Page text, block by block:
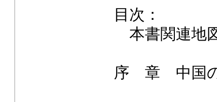
目次：
本書関連地
序 章 中国の